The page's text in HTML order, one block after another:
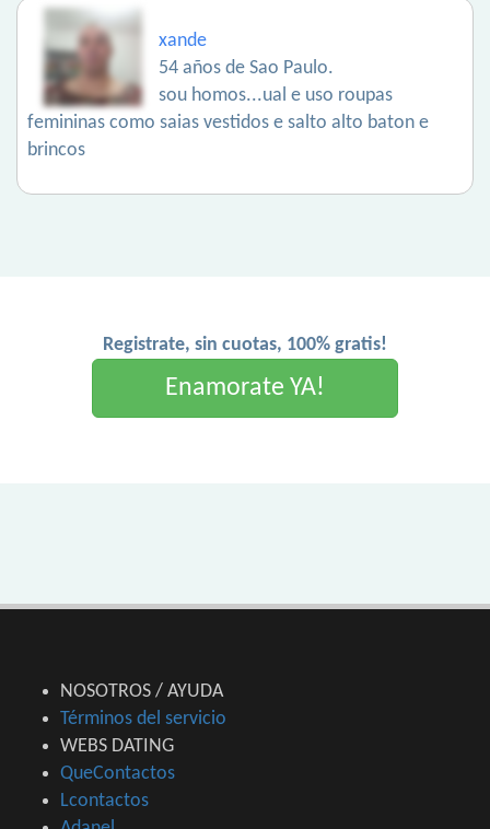
xande
54 años de Sao Paulo.
sou homos...ual e uso roupas
femininas como saias vestidos e salto alto baton e
brincos
Registrate, sin cuotas, 100% gratis!
Enamorate YA!
NOSOTROS / AYUDA
Términos del servicio
WEBS DATING
QueContactos
Lcontactos